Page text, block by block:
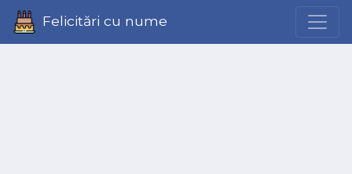
Felicitări cu nume